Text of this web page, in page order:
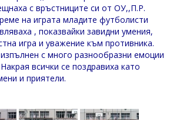
с връстниците си от ОУ,,П.Р.
на играта младите футболисти
, показвайки завидни умения,
игра и уважение към противника.
с много разнообразни емоции
всички се поздравиха като
и приятели.